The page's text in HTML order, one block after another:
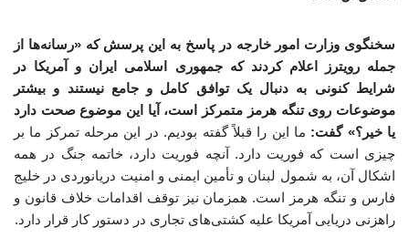
سخنگوی وزارت امور خارجه در پاسخ به این پرسش که «رسانه‌ها از
جمله رویترز اعلام کردند که جمهوری اسلامی ایران و آمریکا در
شرایط کنونی به دنبال یک توافق کامل و جامع نیستند و بیشتر
موضوعات روی تنگه هرمز متمرکز است، آیا این موضوع صحت دارد
یا خیر؟» گفت: ما این را قبلاً گفته بودیم. در این مرحله تمرکز ما بر
چیزی است که فوریت دارد. آنچه فوریت دارد، خاتمه جنگ در همه
اشکال آن، به شمول لبنان و تأمین ایمنی و امنیت دریانوردی در خلیج
فارس و تنگه هرمز است. همزمان نیز توقف اقدامات خلاف قانون و
راهزنی دریایی آمریکا علیه کشتی‌های تجاری در دستور کار قرار دارد.